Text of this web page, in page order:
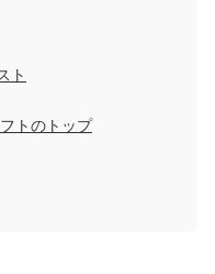
ト
トのトップ